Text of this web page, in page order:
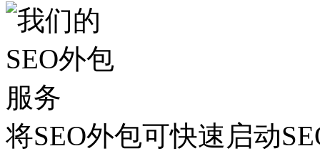
将SEO外包可快速启动